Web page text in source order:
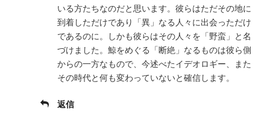
いる方たちなのだと思います。彼らはただその地に
到着しただけであり「異」なる人々に出会っただけ
であるのに。しかも彼らはその人々を「野蛮」と名
づけました。鯨をめぐる「断絶」なるものは彼ら側
からの一方なもので、今述べたイデオロギー、また
その時代と何も変わっていないと確信します。
返信